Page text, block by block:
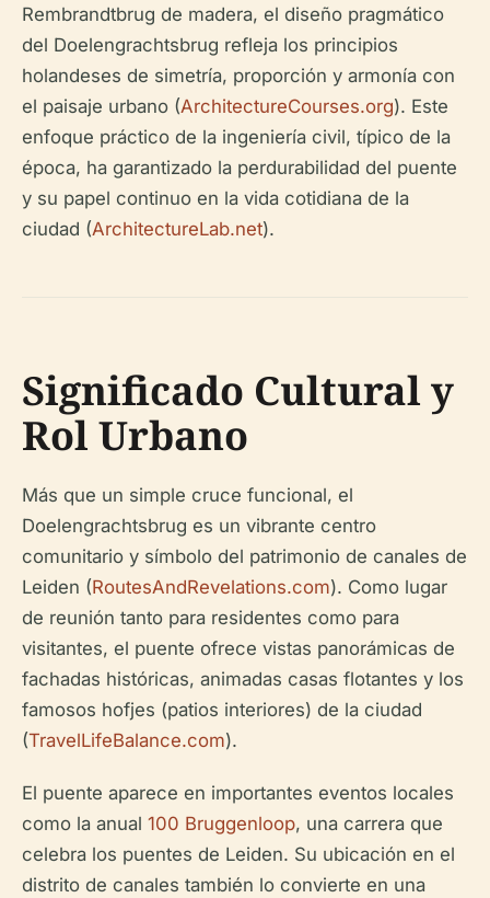
Rembrandtbrug de madera, el diseño pragmático
del Doelengrachtsbrug refleja los principios
holandeses de simetría, proporción y armonía con
el paisaje urbano (ArchitectureCourses.org). Este
enfoque práctico de la ingeniería civil, típico de la
época, ha garantizado la perdurabilidad del puente
y su papel continuo en la vida cotidiana de la
ciudad (ArchitectureLab.net).
Significado Cultural y
Rol Urbano
Más que un simple cruce funcional, el
Doelengrachtsbrug es un vibrante centro
comunitario y símbolo del patrimonio de canales de
Leiden (RoutesAndRevelations.com). Como lugar
de reunión tanto para residentes como para
visitantes, el puente ofrece vistas panorámicas de
fachadas históricas, animadas casas flotantes y los
famosos hofjes (patios interiores) de la ciudad
(TravelLifeBalance.com).
El puente aparece en importantes eventos locales
como la anual 100 Bruggenloop, una carrera que
celebra los puentes de Leiden. Su ubicación en el
distrito de canales también lo convierte en una